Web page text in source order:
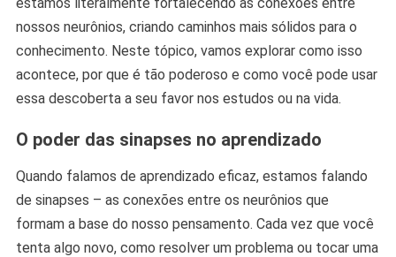
nossos neurônios, criando caminhos mais sólidos para o
conhecimento. Neste tópico, vamos explorar como isso
acontece, por que é tão poderoso e como você pode usar
essa descoberta a seu favor nos estudos ou na vida.
O poder das sinapses no aprendizado
Quando falamos de aprendizado eficaz, estamos falando
de sinapses – as conexões entre os neurônios que
formam a base do nosso pensamento. Cada vez que você
tenta algo novo, como resolver um problema ou tocar uma